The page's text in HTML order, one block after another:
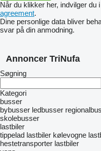
Når du klikker her, indvilger du
agreement.
Dine personlige data bliver
svar på din anmodning.
Annoncer TriNufa
Søgning
Kategori
busser
bybusser ledbusser
skolebusser
lastbiler
tippelad lastbiler kølevogne
hestetransporter lastbiler